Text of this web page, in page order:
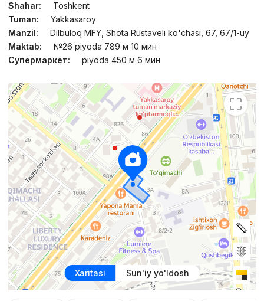
Shahar:
Toshkent
Tuman:
Yakkasaroy
Manzil:
Dilbuloq MFY, Shota Rustaveli ko'chasi, 67, 67/1-uy
Maktab:
№26 piyoda 789 м 10 мин
Супермаркет:
piyoda 450 м 6 мин
Xaritasi Sun'iy yo'ldosh